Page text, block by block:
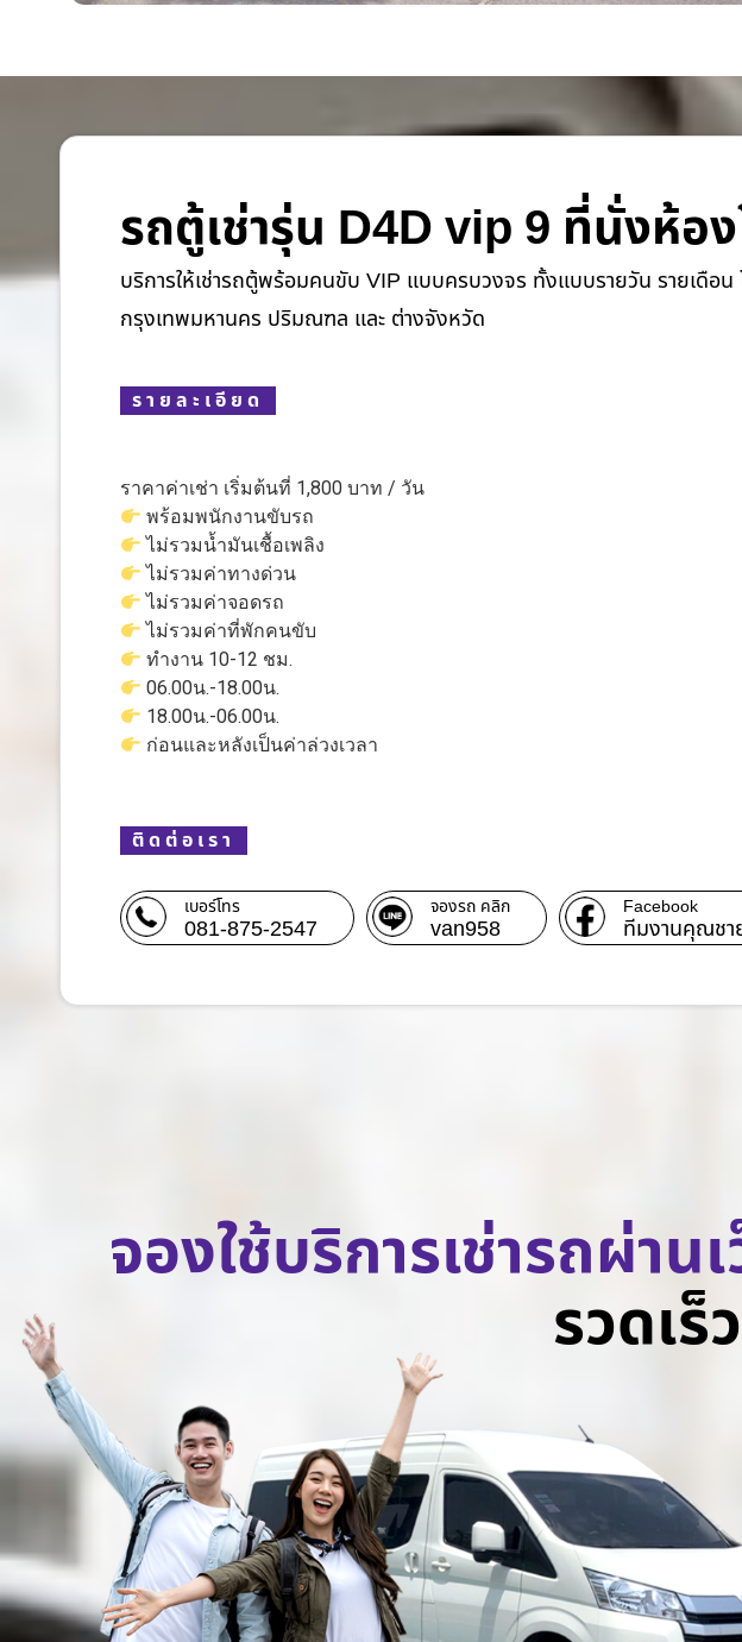
รถตู้เช่ารุ่น D4D vip 9 ที่นั่งห้อ
บริการให้เช่ารถตู้พร้อมคนขับ VIP แบบครบวงจร ทั้งแบบรายวัน รายเดือ
กรุงเทพมหานคร ปริมณฑล และ ต่างจังหวัด
รายละเอียด
ราคาค่าเช่า เริ่มต้นที่ 1,800 บาท / วัน
พร้อมพนักงานขับรถ
ไม่รวมน้ำมันเชื้อเพลิง
ไม่รวมค่าทางด่วน
ไม่รวมค่าจอดรถ
ไม่รวมค่าที่พักคนขับ
ทำงาน 10-12 ชม.
06.00น.-18.00น.
18.00น.-06.00น.
ก่อนและหลังเป็นค่าล่วงเวลา
ติดต่อเรา
เบอร์โทร
081-875-2547
จองรถ คลิก
van958
Facebook
ทีมงานคุณชา
จองใช้บริการเช่ารถผ่าน
รวดเร็